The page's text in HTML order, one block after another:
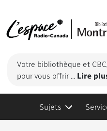
Votre bibliothèque et
pour vous offrir ... Lire
Sujets